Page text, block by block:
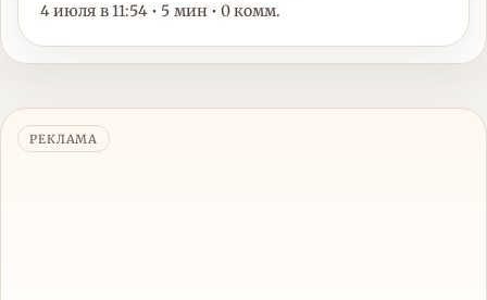
4 июля в 11:54 • 5 мин • 0 комм.
РЕКЛАМА